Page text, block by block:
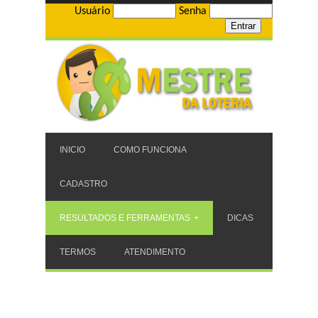
Usuário Senha
INICIO COMO FUNCIONA
CADASTRO
RESULTADOS E FERRAMENTAS DICAS
TERMOS ATENDIMENTO